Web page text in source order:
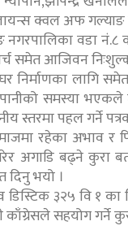
क्वल अफ गल्याङ
नगरपालिका वडा
समेत आजिवन
निर्माणका लागि
समस्या भएकले
स्तरमा पहल गर्ने
समाजमा रहेका
अगाडि बढ्ने कुरा
भयो ।
डिस्टिक ३२५ वि १
काँग्रेसले सहयोग गर्ने